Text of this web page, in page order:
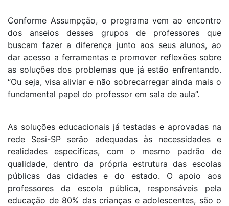
Conforme Assumpção, o programa vem ao encontro
dos anseios desses grupos de professores que
buscam fazer a diferença junto aos seus alunos, ao
dar acesso a ferramentas e promover reflexões sobre
as soluções dos problemas que já estão enfrentando.
“Ou seja, visa aliviar e não sobrecarregar ainda mais o
fundamental papel do professor em sala de aula”.
As soluções educacionais já testadas e aprovadas na
rede Sesi-SP serão adequadas às necessidades e
realidades específicas, com o mesmo padrão de
qualidade, dentro da própria estrutura das escolas
públicas das cidades e do estado. O apoio aos
professores da escola pública, responsáveis pela
educação de 80% das crianças e adolescentes, são o